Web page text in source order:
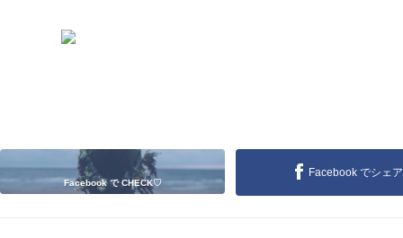
Facebook で CHECK♡
Facebook でシェア